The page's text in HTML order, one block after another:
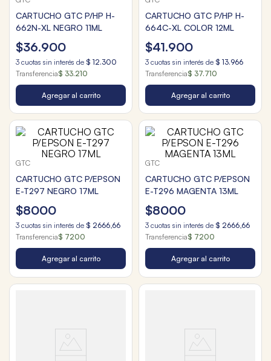
CARTUCHO GTC P/HP H-
662N-XL NEGRO 11ML
$36.900
3 cuotas sin interés de $ 12.300
Transferencia$ 33.210
Agregar al carrito
CARTUCHO GTC P/HP H-
664C-XL COLOR 12ML
$41.900
3 cuotas sin interés de $ 13.966
Transferencia$ 37.710
Agregar al carrito
GTC
CARTUCHO GTC P/EPSON
E-T297 NEGRO 17ML
$8000
3 cuotas sin interés de $ 2666,66
Transferencia$ 7200
Agregar al carrito
GTC
CARTUCHO GTC P/EPSON
E-T296 MAGENTA 13ML
$8000
3 cuotas sin interés de $ 2666,66
Transferencia$ 7200
Agregar al carrito